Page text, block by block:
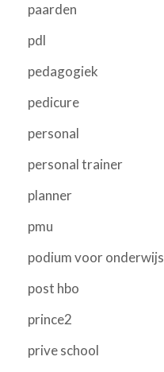
paarden
pdl
pedagogiek
pedicure
personal
personal trainer
planner
pmu
podium voor onderwijs
post hbo
prince2
prive school